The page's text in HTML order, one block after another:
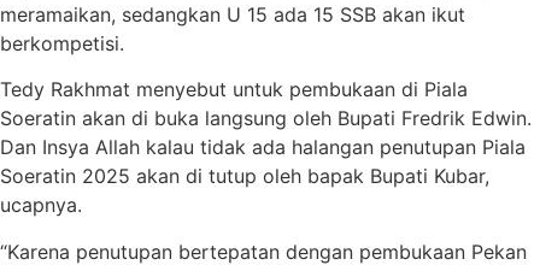
meramaikan, sedangkan U 15 ada 15 SSB akan ikut
berkompetisi.
Tedy Rakhmat menyebut untuk pembukaan di Piala
Soeratin akan di buka langsung oleh Bupati Fredrik Edwin.
Dan Insya Allah kalau tidak ada halangan penutupan Piala
Soeratin 2025 akan di tutup oleh bapak Bupati Kubar,
ucapnya.
“Karena penutupan bertepatan dengan pembukaan Pekan